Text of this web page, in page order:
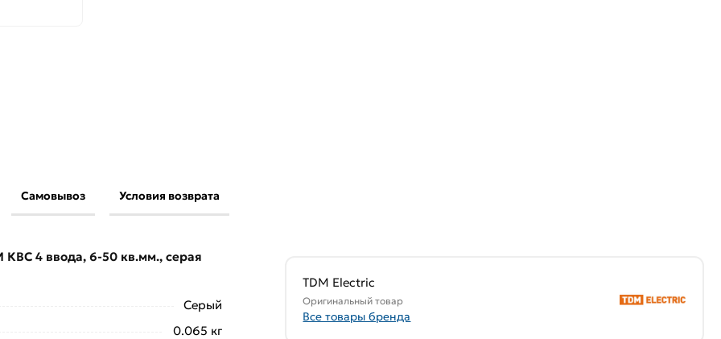
Самовывоз Условия возврата
с Вами для согласования условий
рекомендуем ознакомиться с
всем стандартам качества. Возврат
КВС 4 ввода, 6-50 кв.мм., серая
Серый
0.065 кг
TDM Electric
Оригинальный товар
Все товары бренда